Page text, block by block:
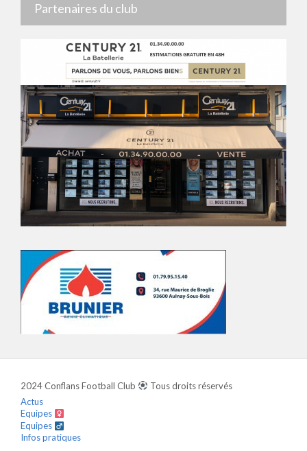
Partenaires du club
2024 Conflans Football Club
Tous droits réservés
Actus
Equipes
Equipes
Infos pratiques